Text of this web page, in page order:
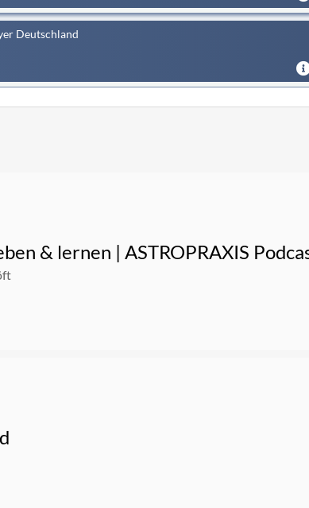
Deutschland
– Joyce Meyer Deutschland
ganze Jahr tragen kann …
& lernen | ASTROPRAXIS